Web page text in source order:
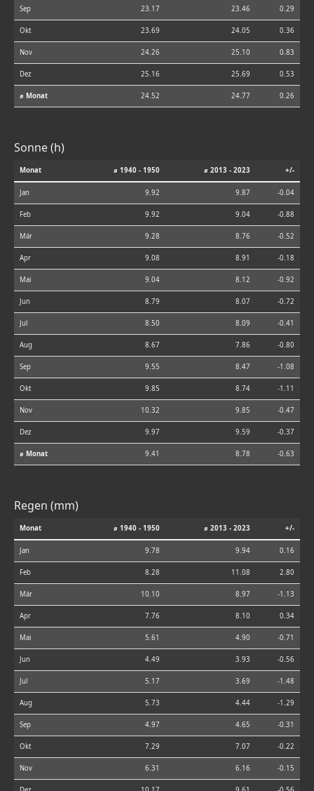
Sep 23.17 23.46 0.29
Okt 23.69 24.05 0.36
Nov 24.26 25.10 0.83
Dez 25.16 25.69 0.53
⌀ Monat 24.52 24.77 0.26
Sonne (h)
Monat ⌀ 1940 - 1950 ⌀ 2013 - 2023 +/-
Jan 9.92 9.87 -0.04
Feb 9.92 9.04 -0.88
Mär 9.28 8.76 -0.52
Apr 9.08 8.91 -0.18
Mai 9.04 8.12 -0.92
Jun 8.79 8.07 -0.72
Jul 8.50 8.09 -0.41
Aug 8.67 7.86 -0.80
Sep 9.55 8.47 -1.08
Okt 9.85 8.74 -1.11
Nov 10.32 9.85 -0.47
Dez 9.97 9.59 -0.37
⌀ Monat 9.41 8.78 -0.63
Regen (mm)
Monat ⌀ 1940 - 1950 ⌀ 2013 - 2023 +/-
Jan 9.78 9.94 0.16
Feb 8.28 11.08 2.80
Mär 10.10 8.97 -1.13
Apr 7.76 8.10 0.34
Mai 5.61 4.90 -0.71
Jun 4.49 3.93 -0.56
Jul 5.17 3.69 -1.48
Aug 5.73 4.44 -1.29
Sep 4.97 4.65 -0.31
Okt 7.29 7.07 -0.22
Nov 6.31 6.16 -0.15